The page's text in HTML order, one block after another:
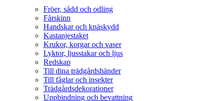
Fröer, sådd och odling
Fårskinn
Handskar och knäskydd
Kastanjestaket
Krukor, korgar och vaser
Lyktor, ljusstakar och ljus
Redskap
Till dina trädgårdshänder
Till fåglar och insekter
Trädgårdsdekorationer
Uppbindning och bevattning